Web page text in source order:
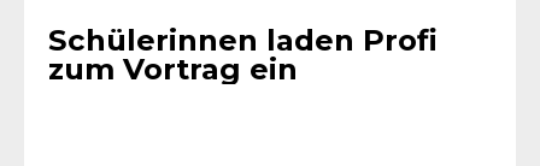
Schülerinnen laden Profi
zum Vortrag ein